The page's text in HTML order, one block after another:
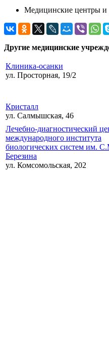
Медицинские центры и
Другие медицинские
Клиника-осанки
ул. Просторная, 19/2
Кристалл
ул. Салмышская, 46
Лечебно-диагностический
международного института
биологических систем им.
Березина
ул. Комсомольская, 202